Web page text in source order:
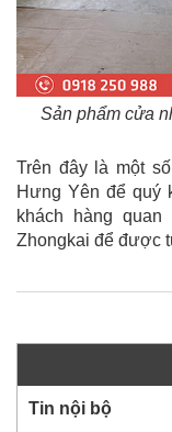
Sản phẩm cửa
Trên đây là một
Hưng Yên để quý
khách hàng
Zhongkai để được
Tin nội bộ